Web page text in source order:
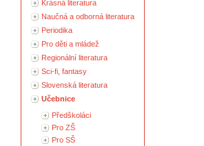
Krásná literatura
Naučná a odborná literatura
Periodika
Pro děti a mládež
Regionální literatura
Sci-fi, fantasy
Slovenská literatura
Učebnice
Předškoláci
Pro ZŠ
Pro SŠ